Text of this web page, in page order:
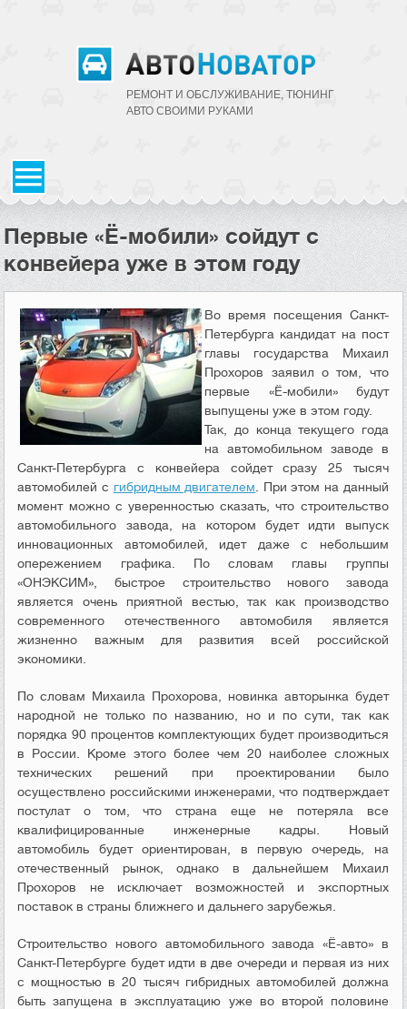
РЕМОНТ И ОБСЛУЖИВАНИЕ, ТЮНИНГ
АВТО CВОИМИ РУКАМИ
Первые «Ё-мобили» сойдут с
конвейера уже в этом году
Во время посещения Санкт-
Петербурга кандидат на пост
главы государства Михаил
Прохоров заявил о том, что
первые «Ё-мобили» будут
выпущены уже в этом году.
Так, до конца текущего года
на автомобильном заводе в
Санкт-Петербурга с конвейера сойдет сразу 25 тысяч
автомобилей с гибридным двигателем . При этом на данный
момент можно с уверенностью сказать, что строительство
автомобильного завода, на котором будет идти выпуск
инновационных автомобилей, идет даже с небольшим
опережением графика. По словам главы группы
«ОНЭКСИМ», быстрое строительство нового завода
является очень приятной вестью, так как производство
современного отечественного автомобиля является
жизненно важным для развития всей российской
экономики.
По словам Михаила Прохорова, новинка авторынка будет
народной не только по названию, но и по сути, так как
порядка 90 процентов комплектующих будет производиться
в России. Кроме этого более чем 20 наиболее сложных
технических решений при проектировании было
осуществлено российскими инженерами, что подтверждает
постулат о том, что страна еще не потеряла все
квалифицированные инженерные кадры. Новый
автомобиль будет ориентирован, в первую очередь, на
отечественный рынок, однако в дальнейшем Михаил
Прохоров не исключает возможностей и экспортных
поставок в страны ближнего и дальнего зарубежья.
Строительство нового автомобильного завода «Ё-авто» в
Санкт-Петербурге будет идти в две очереди и первая из них
с мощностью в 20 тысяч гибридных автомобилей должна
быть запущена в эксплуатацию уже во второй половине